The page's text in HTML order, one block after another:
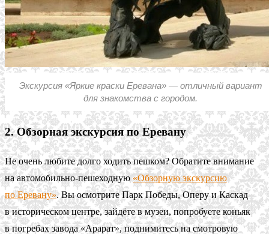
Экскурсия «Яркие краски Еревана» — отличный вариант
для знакомства с городом.
2. Обзорная экскурсия по Еревану
Не очень любите долго ходить пешком? Обратите внимание
на автомобильно-пешеходную«Обзорную экскурсию
по Еревану». Вы осмотрите Парк Победы, Оперу и Каскад
в историческом центре, зайдёте в музеи, попробуете коньяк
в погребах завода «Арарат», поднимитесь на смотровую